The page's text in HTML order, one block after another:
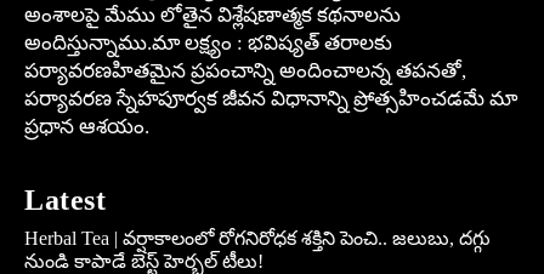
అంశాలపై మేము లోతైన విశ్లేషణాత్మక కథనాలను
అందిస్తున్నాము.మా లక్ష్యం : భవిష్యత్ తరాలకు
పర్యావరణహితమైన ప్రపంచాన్ని అందించాలన్న తపనతో,
పర్యావరణ స్నేహపూర్వక జీవన విధానాన్ని ప్రోత్సహించడమే మా
ప్రధాన ఆశయం.
Latest
Herbal Tea | వర్షాకాలంలో రోగనిరోధక శక్తిని పెంచి.. జలుబు, దగ్గు
నుండి కాపాడే బెస్ట్ హెర్బల్ టీలు!